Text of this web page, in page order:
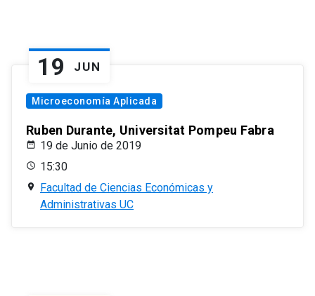
19 JUN
Microeconomía Aplicada
Ruben Durante, Universitat Pompeu Fabra
19 de Junio de 2019
15:30
Facultad de Ciencias Económicas y
Administrativas UC